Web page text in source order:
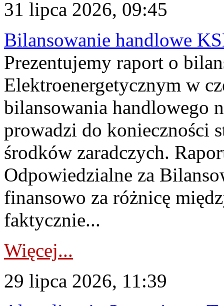
31 lipca 2026, 09:45
Bilansowanie handlowe
Prezentujemy raport o
Elektroenergetycznym w
bilansowania handlowego
prowadzi do konieczności
środków zaradczych.
Odpowiedzialne za
finansowo za różnicę
faktycznie...
Więcej...
29 lipca 2026, 11:39